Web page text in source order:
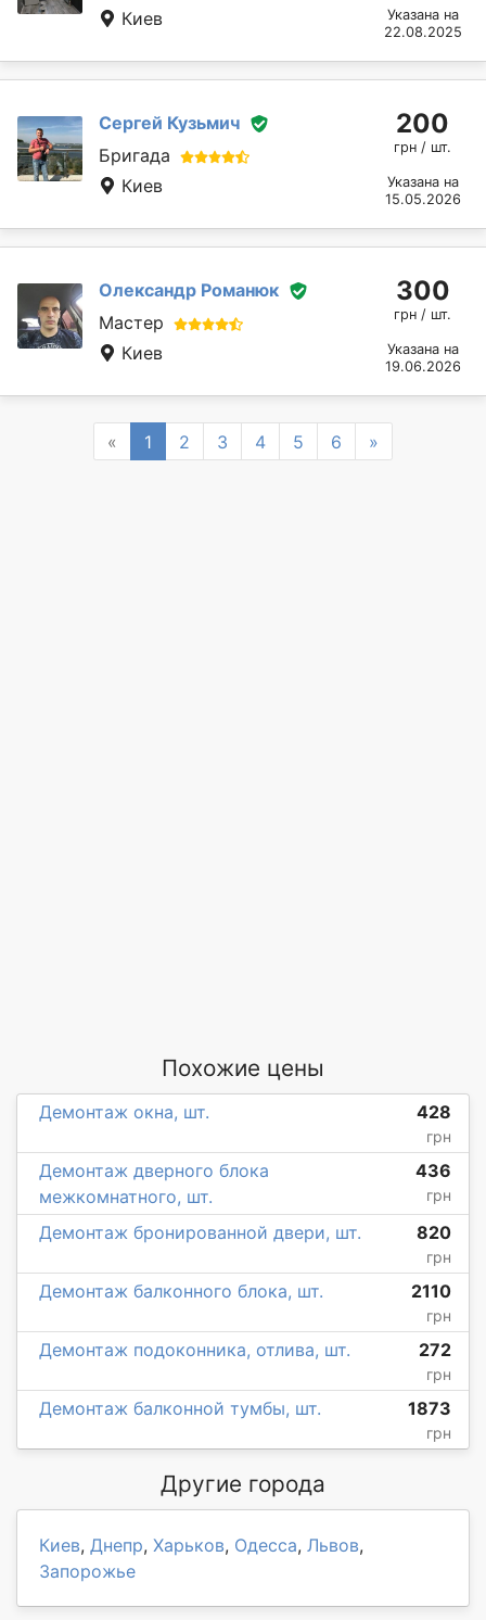
Киев
Указана на
22.08.2025
Сергей Кузьмич
Бригада
Киев
200
грн / шт.
Указана на
15.05.2026
Олександр Романюк
Мастер
Киев
300
грн / шт.
Указана на
19.06.2026
« Previous
1 2 3 4 5 6 »
Похожие цены
Демонтаж окна, шт. 428
грн
Демонтаж дверного блока
межкомнатного, шт.
436
грн
Демонтаж бронированной двери, шт. 820
грн
Демонтаж балконного блока, шт. 2110
грн
Демонтаж подоконника, отлива, шт. 272
грн
Демонтаж балконной тумбы, шт. 1873
грн
Другие города
Киев, Днепр, Харьков, Одесса, Львов,
Запорожье